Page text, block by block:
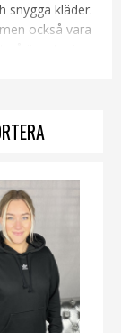
snygga kläder.
också vara
äventyr i
det också
och
,koftor